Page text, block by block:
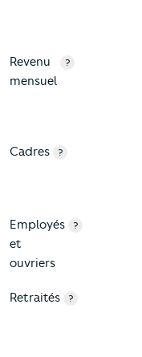
Revenu
mensuel
?
Cadres ?
Employés
et
ouvriers
?
Retraités ?